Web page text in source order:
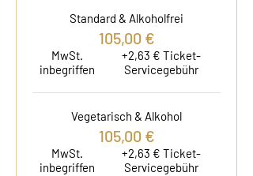
Standard & Alkoholfrei
105,00 €
MwSt.
inbegriffen
+2,63 € Ticket-
Servicegebühr
Vegetarisch & Alkohol
105,00 €
MwSt.
inbegriffen
+2,63 € Ticket-
Servicegebühr